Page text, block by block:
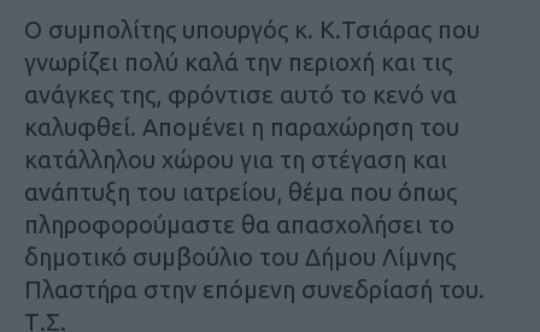
Ο συμπολίτης υπουργός κ. Κ.Τσιάρας που
γνωρίζει πολύ καλά την περιοχή και τις
ανάγκες της, φρόντισε αυτό το κενό να
καλυφθεί. Απομένει η παραχώρηση του
κατάλληλου χώρου για τη στέγαση και
ανάπτυξη του ιατρείου, θέμα που όπως
πληροφορούμαστε θα απασχολήσει το
δημοτικό συμβούλιο του Δήμου Λίμνης
Πλαστήρα στην επόμενη συνεδρίασή του.
Τ.Σ.